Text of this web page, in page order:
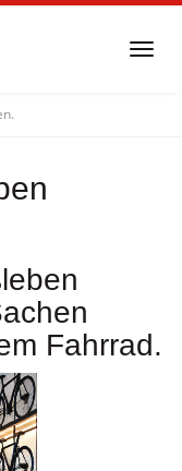
Fahrrad.